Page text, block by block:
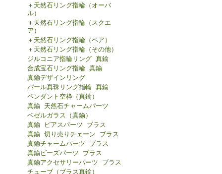
＋天然石リング指輪（オーバ
ル）
＋天然石リング指輪（スクエ
ア）
＋天然石リング指輪（ペア）
＋天然石リング指輪（その他）
ジルコニア指輪リング 真鍮
合成宝石リング指輪 真鍮
真鍮デザインリング
パール真珠リング指輪 真鍮
ペンダント空枠（真鍮）
真鍮 天然石チャームパーツ
ベゼルガラス（真鍮）
真鍮 ピアスパーツ ブラス
真鍮 切り売りチェーン ブラス
真鍮チャームパーツ ブラス
真鍮ビーズパーツ ブラス
真鍮アクセサリーパーツ ブラス
チューブ（ブラス真鍮）